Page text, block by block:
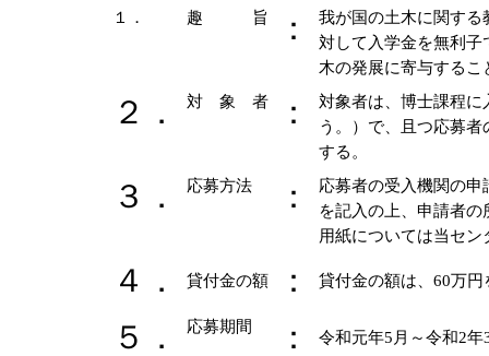
１． 趣 旨 ：
我が国の土木に関す
対して入学金を無利
木の発展に寄与するこ
２． 対 象 者 ：
対象者は、博士課程
う。）で、且つ応募
する。
３． 応募方法 ：
応募者の受入機関の
を記入の上、申請者
用紙については当セ
４． 貸付金の額 ： 貸付金の額は、60万
５． 応募期間 ： 令和元年5月～令和2年